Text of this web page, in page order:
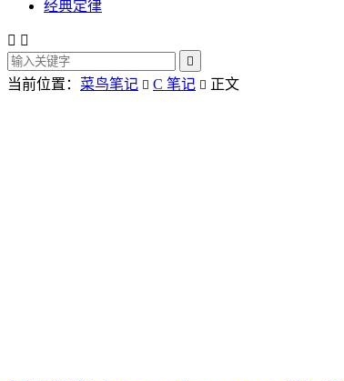
经典定律
 

当前位置： 菜鸟笔记  C 笔记  正文